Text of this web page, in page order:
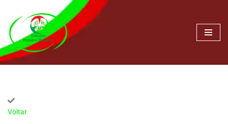
Pular
para
conteúdo
Voltar